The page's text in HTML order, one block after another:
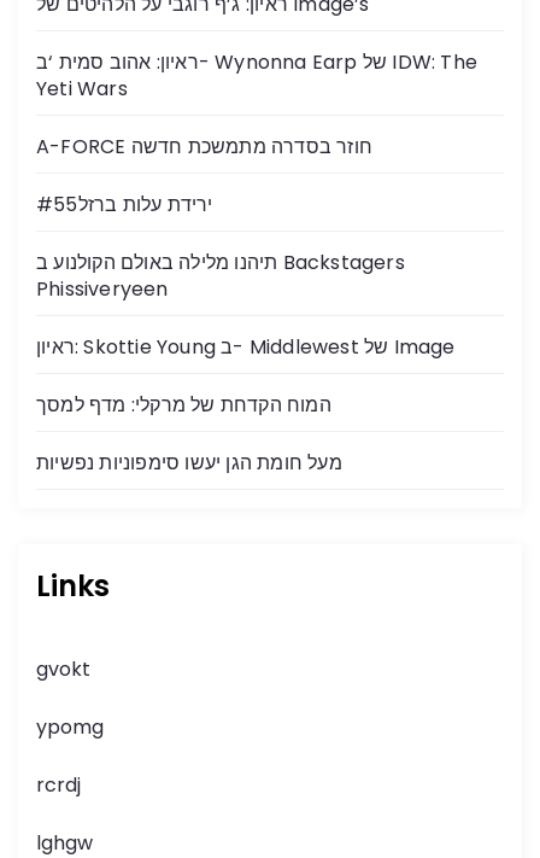
ראיון: אהוב סמית ‘ב- Wynonna Earp של IDW: The
Yeti Wars
A-FORCE חוזר בסדרה מתמשכת חדשה
ירידת עלות ברזל#55
תיהנו מלילה באולם הקולנוע ב Backstagers
Phissiveryeen
ראיון: Skottie Young ב- Middlewest של Image
המוח הקדחת של מרקלי: מדף למסך
מעל חומת הגן יעשו סימפוניות נפשיות
Links
gvokt
ypomg
rcrdj
lghgw